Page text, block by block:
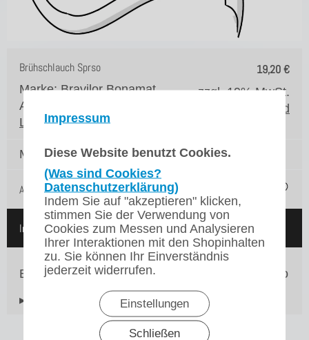
Impressum
Diese Website benutzt Cookies.
(Was sind Cookies?
Datenschutzerklärung)
Indem Sie auf "akzeptieren" klicken,
stimmen Sie der Verwendung von
Cookies zum Messen und Analysieren
Ihrer Interaktionen mit den Shopinhalten
zu. Sie können Ihr Einverständnis
jederzeit widerrufen.
Einstellungen
Schließen
19,20€
Brühschlauch Sprso
Marke: Bravilor Bonamat
Artikelnr.: 6.431.072.001
Lieferzeit*:3 Werktage
zzgl. 19% MwSt.
zzgl. Versand
Menge:
Auf die Merkliste
In den Warenkorb
Brühschlauch für unsere Bravilor Bonamat Sprso
▸Widerrufsbelehrung